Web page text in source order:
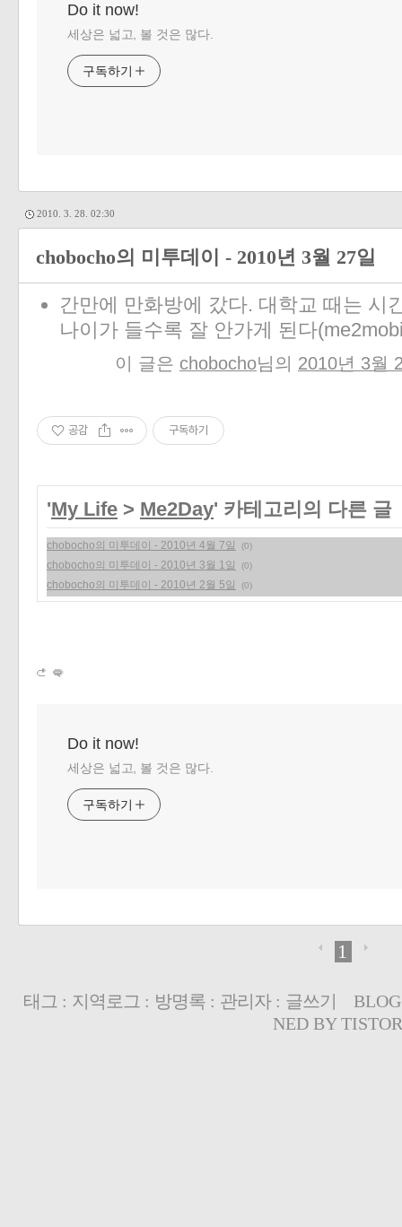
Do it now!
세상은 넓고, 볼 것은 많다.
구독하기
2010. 3. 28. 02:30
chobocho의 미투데이 - 2010년 3월 27일
간만에 만화방에 갔다. 대학교 때는 시
나이가 들수록 잘 안가게 된다
이 글은 chobocho님의 2010년 3월
공감 구독하기
'My Life > Me2Day' 카테고리의 다른 글
chobocho의 미투데이 - 2010년 4월 7일 (0)
chobocho의 미투데이 - 2010년 3월 1일 (0)
chobocho의 미투데이 - 2010년 2월 5일 (0)
Do it now!
세상은 넓고, 볼 것은 많다.
구독하기
1
태그 : 지역로그 : 방명록: 관리자: 글쓰기
NED BY